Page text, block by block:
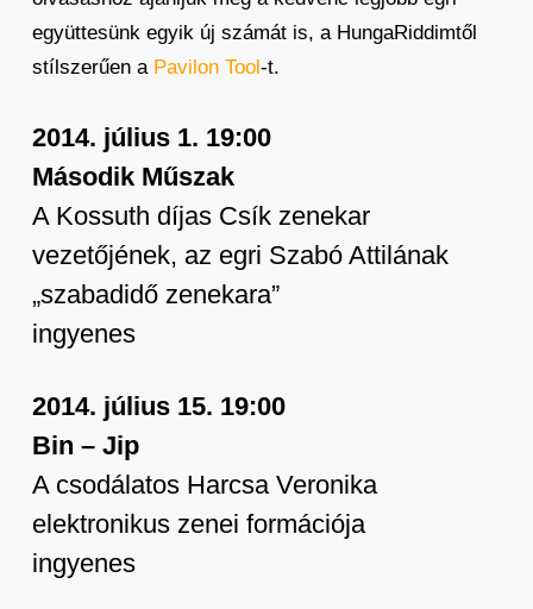
együttesünk egyik új számát is, a HungaRiddimtől
stílszerűen a Pavilon Tool-t.
2014. július 1. 19:00
Második Műszak
A Kossuth díjas Csík zenekar
vezetőjének, az egri Szabó Attilának
„szabadidő zenekara”
ingyenes
2014. július 15. 19:00
Bin – Jip
A csodálatos Harcsa Veronika
elektronikus zenei formációja
ingyenes